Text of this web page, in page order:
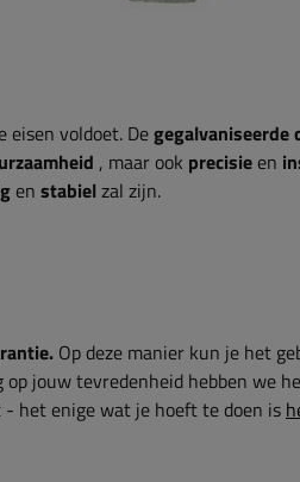
eisen voldoet. Degegalvaniseerde
, maar ook precisie en
en stabielzal zijn.
Op deze manier kun je het
jouw tevredenheid hebben we
het enige wat je hoeft te doen is